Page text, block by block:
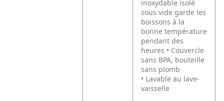
inoxydable isolé
sous vide garde les
boissons à la
bonne température
pendant des
heures • Couvercle
sans BPA, bouteille
sans plomb
• Lavable au lave-
vaisselle